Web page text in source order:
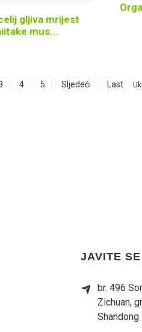
gljiva mrijest
mus...
4 5 Sljedeći Last
JAVITE SE
br. 496
Zichuan,
Shandong